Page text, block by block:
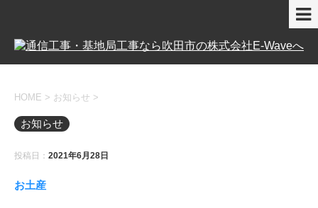
HOME > お知らせ >
お知らせ
投稿日： 2021年6月28日
お土産